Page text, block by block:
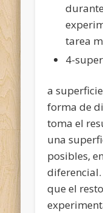
tarea
4-
a
forma de
toma el
una
posibles,
diferencial.
que el